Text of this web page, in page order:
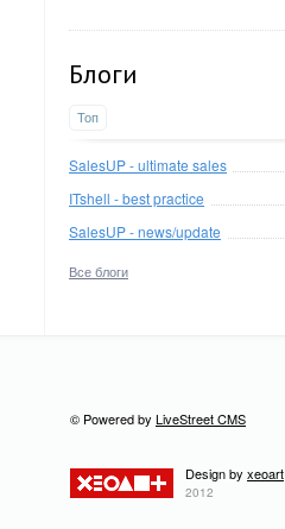
Блоги
Топ
SalesUP - ultimate sales
ITshell - best practice
SalesUP - news/update
Все блоги
© Powered by LiveStreet CMS
Design by xeoart
2012